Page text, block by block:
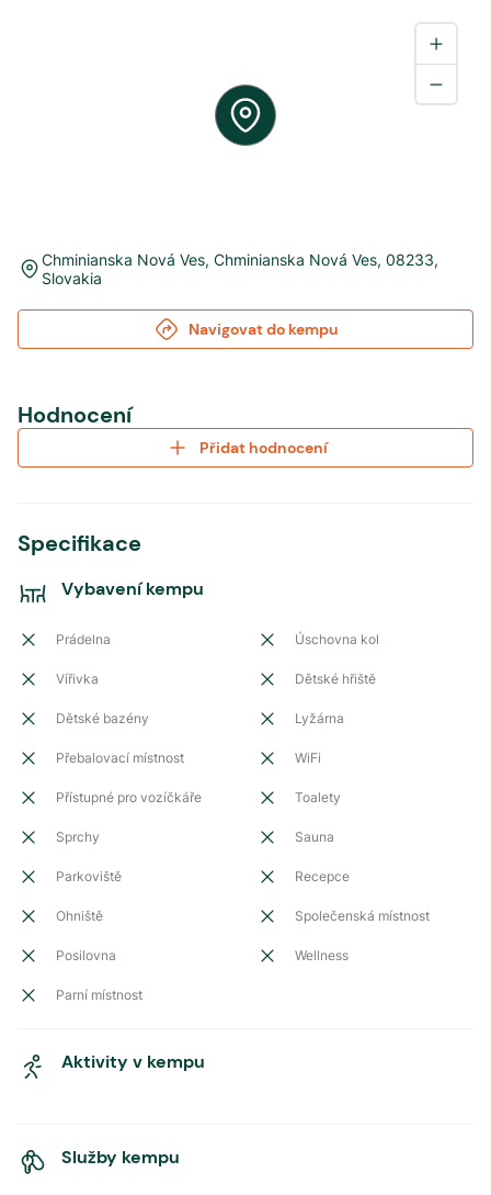
Chminianska Nová Ves, Chminianska Nová Ves, 08233,
Slovakia
Navigovat do kempu
Hodnocení
Přidat hodnocení
Specifikace
Vybavení kempu
Prádelna Úschovna kol
Vířivka Dětské hřiště
Dětské bazény Lyžárna
Přebalovací místnost WiFi
Přístupné pro vozíčkáře Toalety
Sprchy Sauna
Parkoviště Recepce
Ohniště Společenská místnost
Posilovna Wellness
Parní místnost
Aktivity v kempu
Služby kempu